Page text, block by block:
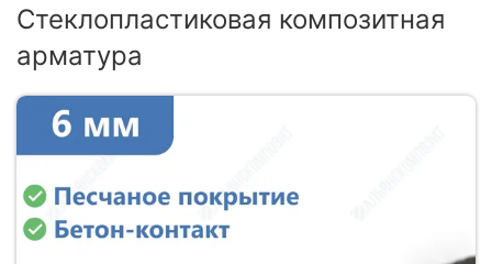
Стеклопластиковая композитная
арматура